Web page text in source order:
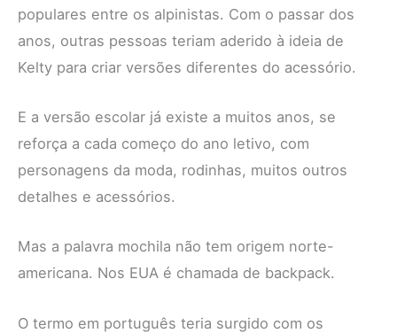
populares entre os alpinistas. Com o passar dos
anos, outras pessoas teriam aderido à ideia de
Kelty para criar versões diferentes do acessório.
E a versão escolar já existe a muitos anos, se
reforça a cada começo do ano letivo, com
personagens da moda, rodinhas, muitos outros
detalhes e acessórios.
Mas a palavra mochila não tem origem norte-
americana. Nos EUA é chamada de backpack.
O termo em português teria surgido com os